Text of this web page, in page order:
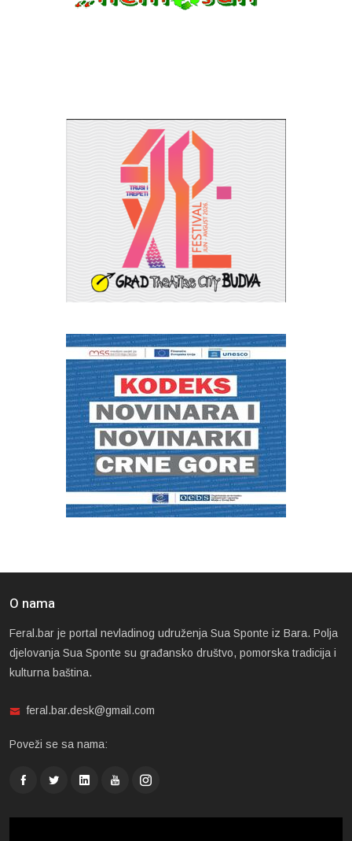
O nama
Feral.bar je portal nevladinog udruženja Sua Sponte iz Bara. Polja
djelovanja Sua Sponte su građansko društvo, pomorska tradicija i
kulturna baština.
feral.bar.desk@gmail.com
Poveži se sa nama: